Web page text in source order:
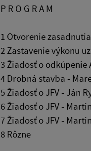
P R O G R A M
1 Otvorenie
2 Zastavenie výkonu
3 Žiadosť o odkúpenie
4 Drobná stavba -
5 Žiadosť o JFV - Ján
6 Žiadosť o JFV -
7 Žiadosť o JFV -
8 Rôzne